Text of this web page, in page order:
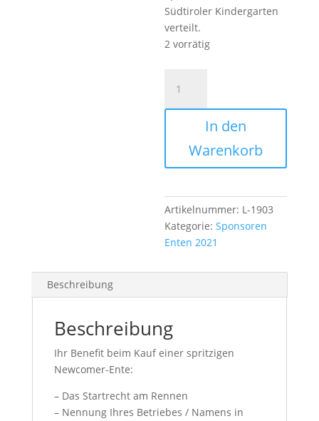
Südtiroler Kindergarten
verteilt.
2 vorrätig
Pipi
L
In den
Warenkorb
Artikelnummer: L-1903
Kategorie:Sponsoren
Enten 2021
Beschreibung
Beschreibung
Ihr Benefit beim Kauf einer spritzigen
Newcomer-Ente:
– Das Startrecht am Rennen
– Nennung Ihres Betriebes / Namens in